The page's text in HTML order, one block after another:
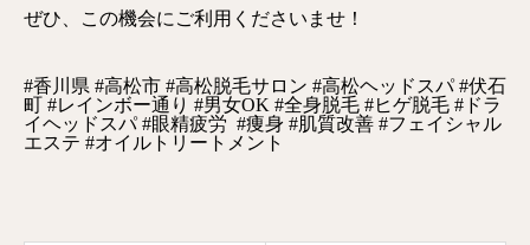
ぜひ、この機会にご利用くださいませ！
#香川県 #高松市 #高松脱毛サロン #高松ヘッドスパ #伏石
町 #レインボー通り #男女OK #全身脱毛 #ヒゲ脱毛 #ドラ
イヘッドスパ #眼精疲労 #痩身 #肌質改善 #フェイシャル
エステ #オイルトリートメント